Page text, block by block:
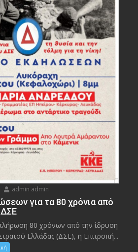
admin admin
για τα 80 χρόνια από
ΔΣΕ
80 χρόνων από την ίδρυση
Ελλάδας (ΔΣΕ), η Επιτροπή...